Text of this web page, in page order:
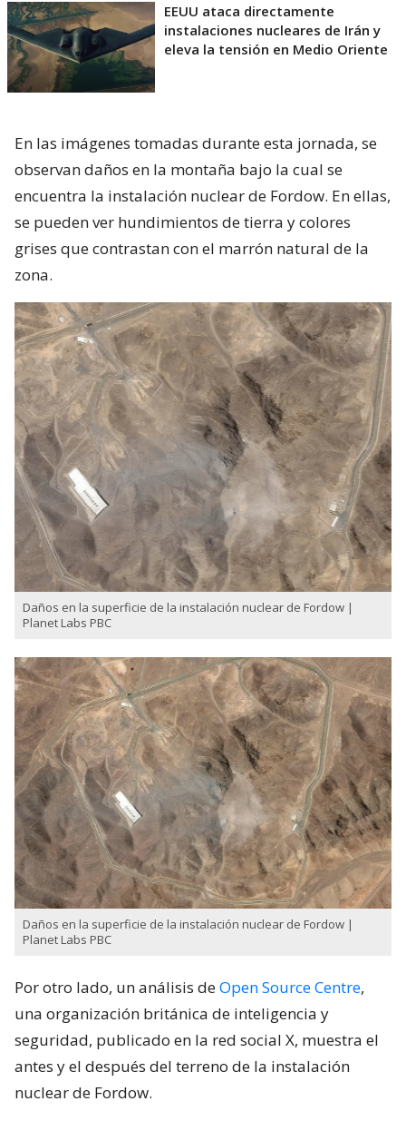
EEUU ataca directamente
instalaciones nucleares de Irán y
eleva la tensión en Medio Oriente
En las imágenes tomadas durante esta jornada, se
observan daños en la montaña bajo la cual se
encuentra la instalación nuclear de Fordow. En ellas,
se pueden ver hundimientos de tierra y colores
grises que contrastan con el marrón natural de la
zona.
Daños en la superficie de la instalación nuclear de Fordow |
Planet Labs PBC
Daños en la superficie de la instalación nuclear de Fordow |
Planet Labs PBC
Por otro lado, un análisis deOpen Source Centre,
una organización británica de inteligencia y
seguridad, publicado en la red social X, muestra el
antes y el después del terreno de la instalación
nuclear de Fordow.